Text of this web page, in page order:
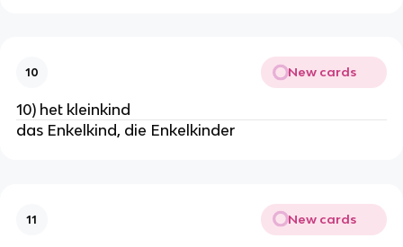
10 New cards
10) het kleinkind
das Enkelkind, die Enkelkinder
11 New cards